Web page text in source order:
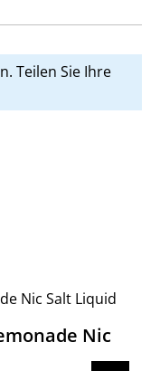
Teilen Sie Ihre
Nic